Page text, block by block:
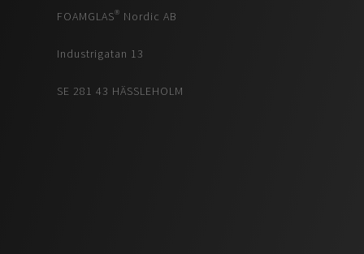
FOAMGLAS® Nordic AB
Industrigatan 13
SE 281 43 HÄSSLEHOLM